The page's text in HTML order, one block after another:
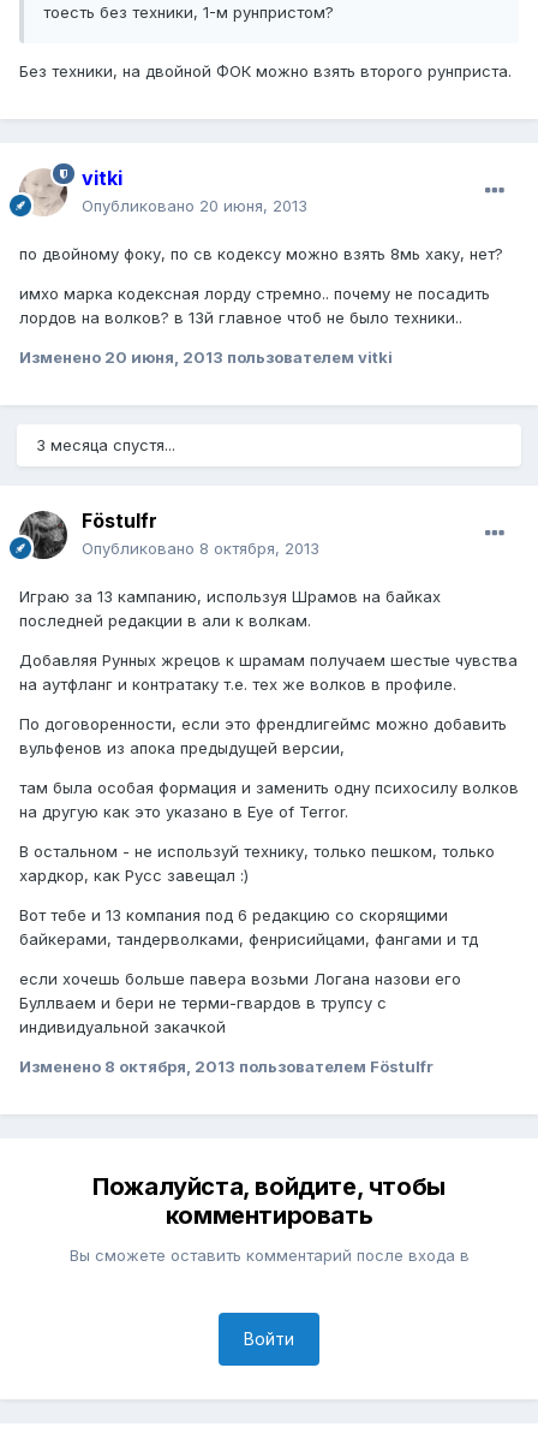
тоесть без техники, 1-м рунпристом?
Без техники, на двойной ФОК можно взять второго рунприста.
vitki
Опубликовано 20 июня, 2013
по двойному фоку, по св кодексу можно взять 8мь хаку, нет?
имхо марка кодексная лорду стремно.. почему не посадить
лордов на волков? в 13й главное чтоб не было техники..
Изменено 20 июня, 2013 пользователем vitki
3 месяца спустя...
Föstulfr
Опубликовано 8 октября, 2013
Играю за 13 кампанию, используя Шрамов на байках
последней редакции в али к волкам.
Добавляя Рунных жрецов к шрамам получаем шестые чувства
на аутфланг и контратаку т.е. тех же волков в профиле.
По договоренности, если это френдлигеймс можно добавить
вульфенов из апока предыдущей версии,
там была особая формация и заменить одну психосилу волков
на другую как это указано в Eye of Terror.
В остальном - не используй технику, только пешком, только
хардкор, как Русс завещал :)
Вот тебе и 13 компания под 6 редакцию со скорящими
байкерами, тандерволками, фенрисийцами, фангами и тд
если хочешь больше павера возьми Логана назови его
Буллваем и бери не терми-гвардов в трупсу с
индивидуальной закачкой
Изменено 8 октября, 2013 пользователем Föstulfr
Пожалуйста, войдите, чтобы
комментировать
Вы сможете оставить комментарий после входа в
Войти